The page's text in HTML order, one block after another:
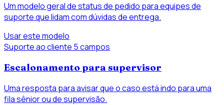
Um modelo geral de status de pedido para equipes de
suporte que lidam com dúvidas de entrega.
Usar este modelo
Suporte ao cliente 5 campos
Escalonamento para supervisor
Uma resposta para avisar que o caso está indo para uma
fila sênior ou de supervisão.